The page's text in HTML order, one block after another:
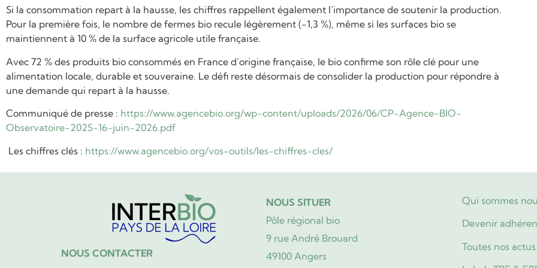
Si la consommation repart à la hausse, les chiffres rappellent également l’importance de soutenir la production.
Pour la première fois, le nombre de fermes bio recule légèrement (-1,3 %), même si les surfaces bio se
maintiennent à 10 % de la surface agricole utile française.
Avec 72 % des produits bio consommés en France d’origine française, le bio confirme son rôle clé pour une
alimentation locale, durable et souveraine. Le défi reste désormais de consolider la production pour répondre à
une demande qui repart à la hausse.
Communiqué de presse : https://www.agencebio.org/wp-content/uploads/2026/06/CP-Agence-BIO-
Observatoire-2025-16-juin-2026.pdf
Les chiffres clés : https://www.agencebio.org/vos-outils/les-chiffres-cles/
NOUS CONTACTER
NOUS SITUER
Pôle régional bio
9 rue André Brouard
49100 Angers
Qui sommes
Devenir
Toutes nos actus